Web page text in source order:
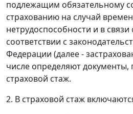
подлежащим обязательному
страхованию на случай
нетрудоспособности и в
соответствии с
Федерации (далее -
числе определяют
страховой стаж.
2. В страховой стаж